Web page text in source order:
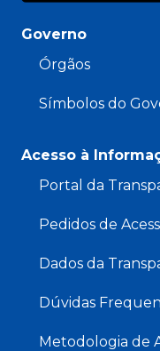
Governo
Órgãos
Símbolos do
Acesso à
Portal da
Pedidos de
Dados da
Dúvidas
Metodologia de